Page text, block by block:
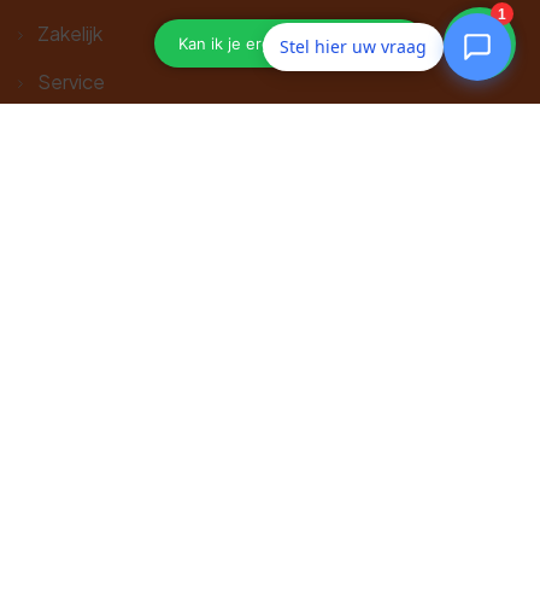
Zakelijk
Service
Stel hier uw vraag